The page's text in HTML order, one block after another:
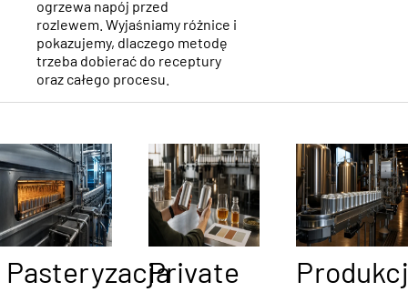
ogrzewa napój przed
rozlewem. Wyjaśniamy różnice i
pokazujemy, dlaczego metodę
trzeba dobierać do receptury
oraz całego procesu.
PasteryzacjaPrivate